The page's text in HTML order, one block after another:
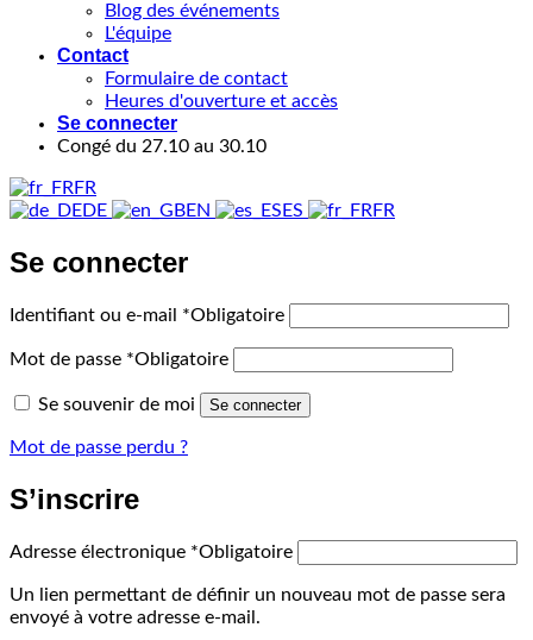
Blog des événements
L'équipe
Contact
Formulaire de contact
Heures d'ouverture et accès
Se connecter
Congé du 27.10 au 30.10
FR
DE
EN ES FR
Se connecter
Identifiant ou e-mail *Obligatoire
Mot de passe *Obligatoire
Se souvenir de moi Se connecter
Mot de passe perdu ?
S’inscrire
Adresse électronique *Obligatoire
Un lien permettant de définir un nouveau mot de passe sera
envoyé à votre adresse e-mail.